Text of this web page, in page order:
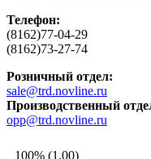
Телефон:
(8162)77-04-29
(8162)73-27-74
Розничный отдел:
sale@trd.novline.ru
Производственный
opp@trd.novline.ru
100% (1.00)